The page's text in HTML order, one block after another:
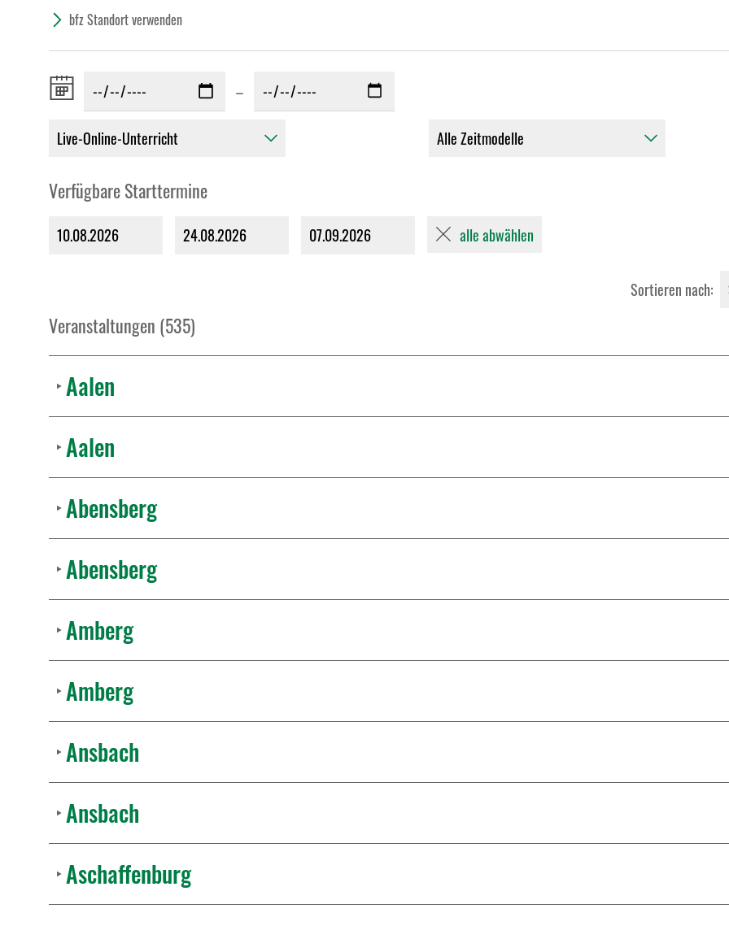
bfz Standort verwenden
Zeitraum
von:
–
Verfügbare Starttermine
10.08.2026 24.08.2026 07.09.2026 alle abwählen
Sortieren nach:
Veranstaltungen (535)
Aalen
Aalen
Abensberg
Abensberg
Amberg
Amberg
Ansbach
Ansbach
Aschaffenburg